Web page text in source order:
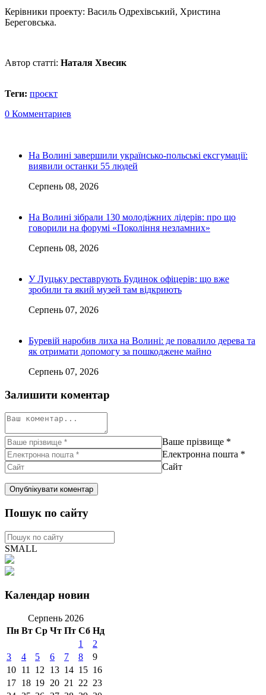
Керівники проекту: Василь Одрехівський, Христина
Береговська.
Автор статті: Наталя Хвесик
Теги: проєкт
0 Комментариев
На Волині завершили українсько-польські ексгумації:
виявили останки 55 людей
Серпень 08, 2026
На Волині зібрали 130 молодіжних лідерів: про що
говорили на форумі «Покоління незламних»
Серпень 08, 2026
У Луцьку реставрують Будинок офіцерів: що вже
зробили та який музей там відкриють
Серпень 07, 2026
Буревій наробив лиха на Волині: де повалило дерева та
як отримати допомогу за пошкоджене майно
Серпень 07, 2026
Залишити коментар
Ваше прізвище *
Електронна пошта *
Сайт
Пошук по сайту
SMALL
Календар новин
Серпень 2026
Пн Вт Ср Чт Пт Сб Нд
1
2
3
4 5 6 7 8
9
10 11 12 13 14 15 16
17 18 19 20 21 22 23